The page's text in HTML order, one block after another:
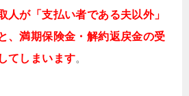
人が「支払い者である夫以外」
、満期保険金・解約返戻金の受
てしまいます。